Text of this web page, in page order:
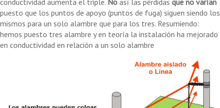
conductividad aumenta el triple. No así las pérdidas que no varían
puesto que los puntos de apoyo (puntos de fuga) siguen siendo los
mismos para un solo alambre que para los tres. Resumiendo:
hemos puesto tres alambre y en teoría la instalación ha mejorado
en conductividad en relación a un solo alambre